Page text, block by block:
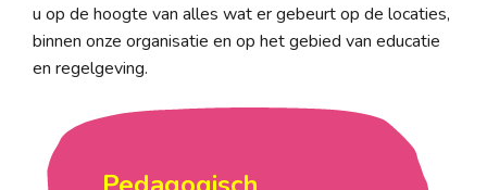
u op de hoogte van alles wat er gebeurt op de locaties,
binnen onze organisatie en op het gebied van educatie
en regelgeving.